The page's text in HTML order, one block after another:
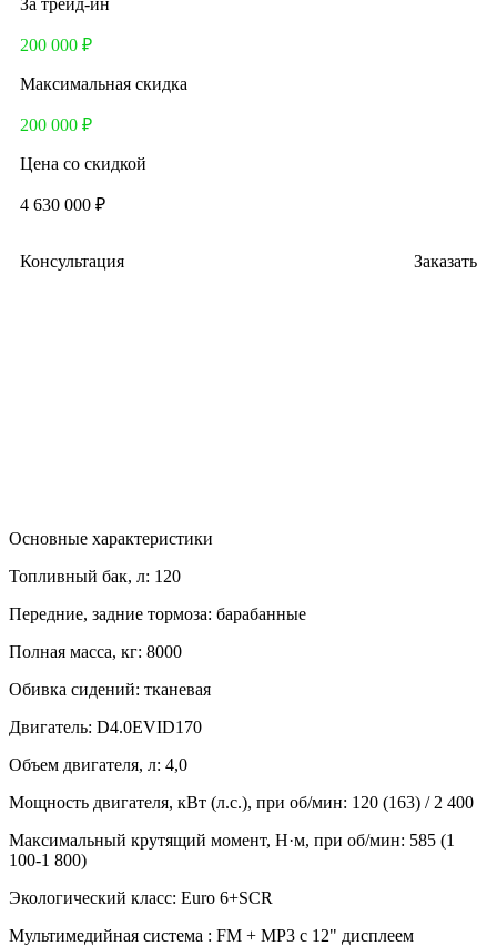
За трейд-ин
200 000 ₽
Максимальная скидка
200 000 ₽
Цена со скидкой
4 630 000 ₽
Консультация Заказать
Основные характеристики
Топливный бак, л: 120
Передние, задние тормоза: барабанные
Полная масса, кг: 8000
Обивка сидений: тканевая
Двигатель: D4.0EVID170
Объем двигателя, л: 4,0
Мощность двигателя, кВт (л.с.), при об/мин: 120 (163) / 2 400
Максимальный крутящий момент, Н·м, при об/мин: 585 (1
100-1 800)
Экологический класс: Euro 6+SCR
Мультимедийная система : FM + MP3 с 12" дисплеем